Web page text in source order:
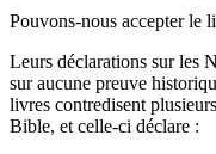
Pouvons-nous accepter le
Leurs déclarations sur les
sur aucune preuve
livres contredisent
Bible, et celle-ci déclare :